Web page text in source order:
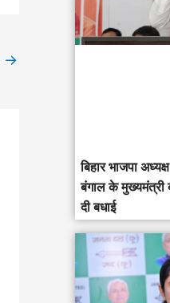
→
‎बिहार भाजपा
बंगाल के मुख्यमंत्री
दी बधाई